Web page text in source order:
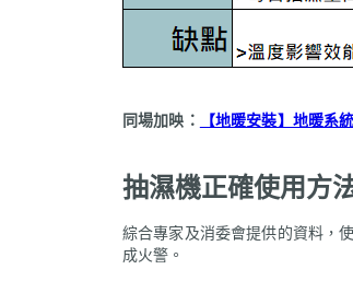
同場加映： 【地暖安裝】地暖系
抽濕機正確使用方
綜合專家及消委會提供的資料，
成火警。